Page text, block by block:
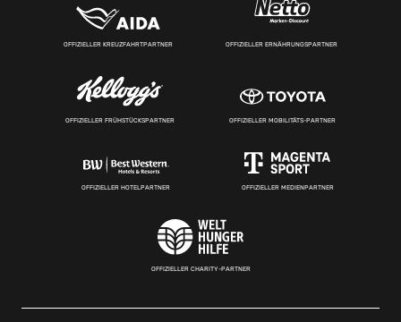
OFFIZIELLER KREUZFAHRTPARTNER OFFIZIELLER ERNÄHRUNGSPARTNER
OFFIZIELLER FRÜHSTÜCKSPARTNER OFFIZIELLER MOBILITÄTS-PARTNER
OFFIZIELLER HOTELPARTNER OFFIZIELLER MEDIENPARTNER
OFFIZIELLER CHARITY-PARTNER